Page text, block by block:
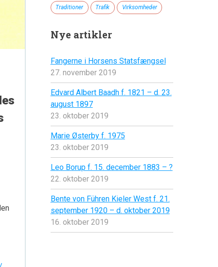
Traditioner Trafik Virksomheder
Nye artikler
Fangerne i Horsens Statsfængsel
27. november 2019
Edvard Albert Baadh f. 1821 – d. 23.
august 1897
23. oktober 2019
Marie Østerby f. 1975
23. oktober 2019
Leo Borup f. 15. december 1883 – ?
22. oktober 2019
Bente von Führen Kieler West f. 21.
september 1920 – d. oktober 2019
16. oktober 2019